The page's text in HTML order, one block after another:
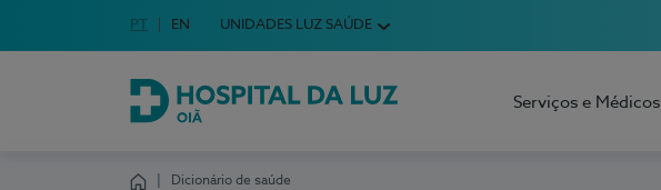
Escolha o seu idioma
Idioma em Português
PT English Language
EN UNIDADES LUZ SAÚDE
Hospital da Luz Oiã
Serviços e Médicos
Dicionário de saúde